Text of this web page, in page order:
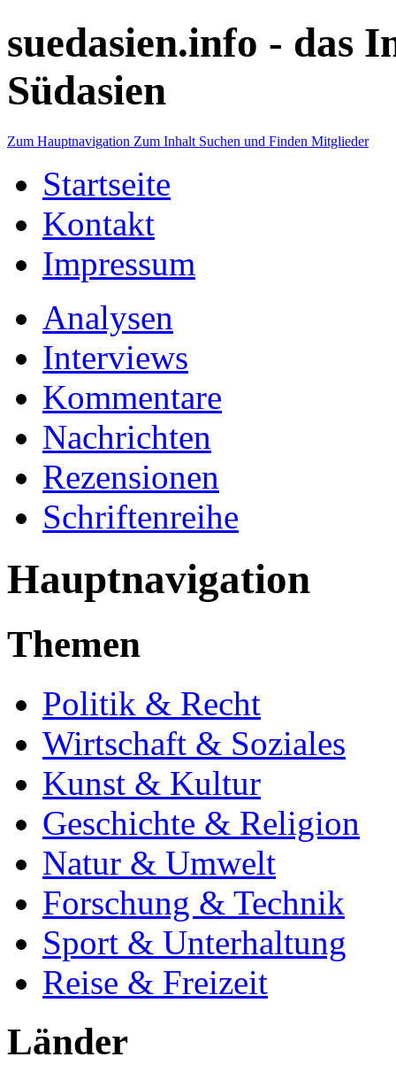
suedasien.info - das
Südasien
Zum Hauptnavigation Zum Inhalt Suchen und Finden Mitglieder
Startseite
Kontakt
Impressum
Analysen
Interviews
Kommentare
Nachrichten
Rezensionen
Schriftenreihe
Hauptnavigation
Themen
Politik & Recht
Wirtschaft & Soziales
Kunst & Kultur
Geschichte & Religion
Natur & Umwelt
Forschung & Technik
Sport & Unterhaltung
Reise & Freizeit
Länder